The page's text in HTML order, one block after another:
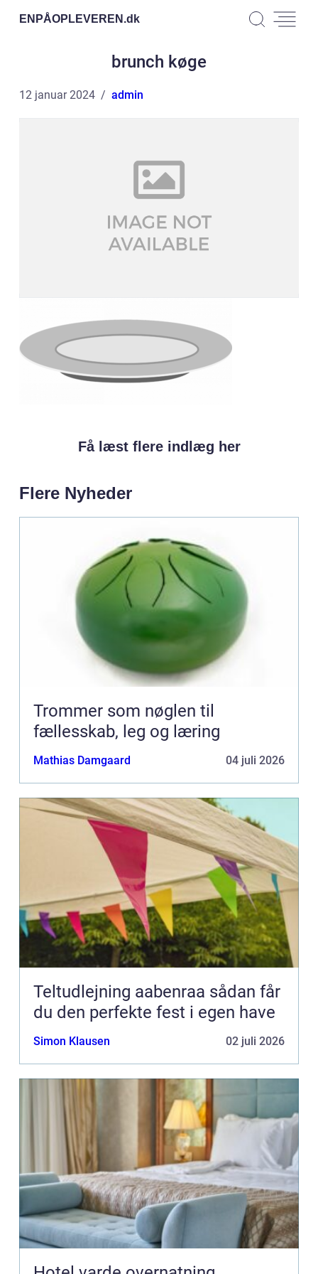
ENPÅOPLEVEREN.dk
brunch køge
12 januar 2024 admin
Få læst flere indlæg her
Flere Nyheder
Trommer som nøglen til
fællesskab, leg og læring
Mathias Damgaard 04 juli 2026
Teltudlejning aabenraa sådan får
du den perfekte fest i egen have
Simon Klausen 02 juli 2026